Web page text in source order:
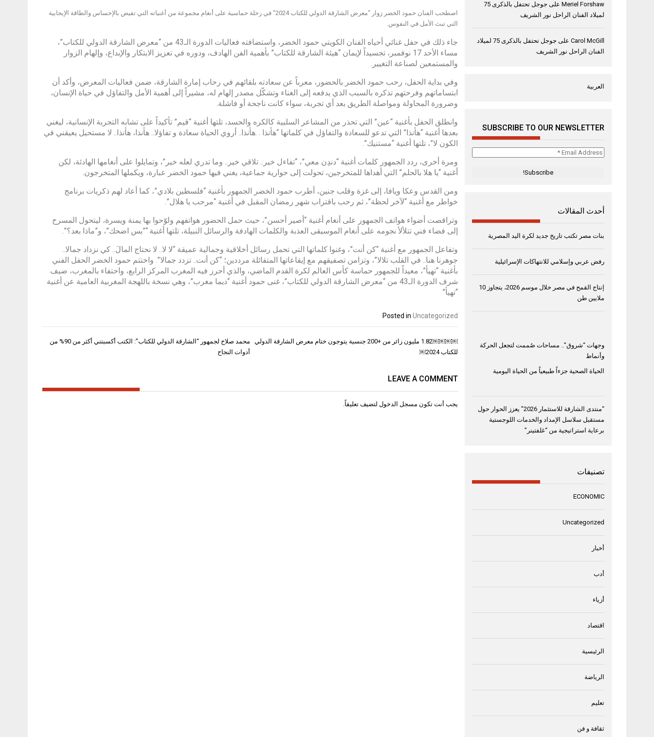
اصطحب الفنان حمود الخضر زوار “معرض الشارقة الدولي للكتاب 2024” في رحلة حماسية على أنغام مجموعة من أغنياته التي تفيض بالإحساس والطاقة الإيجابية
التي تبث الأمل في النفوس.
جاء ذلك في حفل غنائي أحياه الفنان الكويتي حمود الخضر، واستضافته فعاليات الدورة الـ43 من “معرض الشارقة الدولي للكتاب”،
مساء الأحد 17 نوفمبر، تجسيداً لإيمان “هيئة الشارقة للكتاب” بأهمية الفن الهادف، ودوره في تعزيز الابتكار والإبداع، وإلهام الزوار
والمستمعين لصناعة التغيير.
وفي بداية الحفل، رحب حمود الخضر بالحضور، معرباً عن سعادته بلقائهم في رحاب إمارة الشارقة، ضمن فعاليات المعرض، وأكد أن
ابتساماتهم وفرحتهم تذكره بالسبب الذي يدفعه إلى الغناء وتشكّل مصدر إلهام له، مشيراً إلى أهمية الأمل والتفاؤل في حياة الإنسان،
وضرورة المحاولة ومواصلة الطريق بعد أي تجربة، سواء كانت ناجحة أو فاشلة.
وانطلق الحفل بأغنية “عين” التي تحذر من المشاعر السلبية كالكره والحسد، تلتها أغنية “قيم” تأكيداً على تشابه التجربة الإنسانية، ليغني
بعدها أغنية “هأنذا” التي تدعو للسعادة والتفاؤل في كلماتها “هأنذا . .هأنذا.. أروي الحياة سعادة و تفاؤلا.. هأنذا، هأنذا.. لا مستحيل يعيقني في
الكون لا”، تلتها أغنية “مستنيك”.
ومرة أخرى، ردد الجمهور كلمات أغنية “دندِن معي”، “تفاءل خير.. تلاقي خير.. وما تدري لعله خير”، وتمايلوا على أنغامها الهادئة، لكن
أغنية “يا هلا بالحلم” التي أهداها للمتخرجين، تحولت إلى حوارية جماعية، يغني فيها حمود الخضر عبارة، ويكملها المتخرجون.
ومن القدس وعكا ويافا، إلى غزة وقلب جنين، أطرب حمود الخضر الجمهور بأغنية “فلسطين بلادي”، كما أعاد لهم ذكريات برنامج
خواطر مع أغنية “لآخر لحظة”، ثم رحب باقتراب شهر رمضان المقبل في أغنية “مرحب يا هلال”.
وتراقصت أضواء هواتف الجمهور على أنغام أغنية “أصير أحسن”، حيث حمل الحضور هواتفهم ولوّحوا بها يمنة ويسرة، ليتحول المسرح
إلى فضاء فني تتلألأ نجومه على أنغام الموسيقى العذبة والكلمات الهادفة والرسائل النبيلة، تلتها أغنية “”بس اضحك”، و”ماذا بعد؟”.
وتفاعل الجمهور مع أغنية “كن أنت”، وغنوا كلماتها التي تحمل رسائل أخلاقية وجمالية عميقة “لا لا.. لا نحتاج المالَ.. كي نزداد جمالا..
جوهرنا هنا.. في القلب تلالا”، وتزامن تصفيقهم مع إيقاعاتها المتفائلة مرددين؛ “كن أنت.. تزدد جمالا”. واختتم حمود الخضر الحفل الفني
بأغنية “تهيأ”، معيداً للجمهور حماسة كأس العالم لكرة القدم الماضي، والذي أحرز فيه المغرب المركز الرابع، واحتفاء بالمغرب، ضيف
شرف الدورة الـ43 من “معرض الشارقة الدولي للكتاب”، غنى حمود أغنية “ديما مغرب”، وهي نسخة باللهجة المغربية العامية عن أغنية
“تهيأ”
Posted inUncategorized
تصفّح
المقالات
محمد صلاح لجمهور “الشارقة الدولي للكتاب”: الكتب أكسبتني أكثر من 90% من
أدوات النجاح
￼￼￼￼1.82 مليون زائر من +200 جنسية يتوجون ختام معرض الشارقة الدولي
للكتاب 2024￼
LEAVE A COMMENT
يجب أنت تكون مسجل الدخول لتضيف تعليقاً.
Meriel Forshaw على
جوجل تحتفل بالذكرى 75
لميلاد الفنان الراحل نور الشريف
Carol McGill على
جوجل تحتفل بالذكرى 75 لميلاد
الفنان الراحل نور الشريف
العربية
SUBSCRIBE TO OUR NEWSLETTER
Email
أحدث المقالات
بنات مصر تكتب تاريخ جديد لكرة اليد المصرية
رفض عربي وإسلامي للانتهاكات الإسرائيلية
إنتاج القمح في مصر خلال موسم 2026، يتجاوز 10
ملايين طن
وجهات “شروق”.. مساحات صُممت لتجعل الحركة
وأنماط
الحياة الصحية جزءاً طبيعياً من الحياة اليومية
“منتدى الشارقة للاستثمار 2026” يعزز الحوار حول
مستقبل سلاسل الإمداد والخدمات اللوجستية
برعاية استراتيجية من “غلفتينر”
تصنيفات
ECONOMIC
Uncategorized
أخبار
أدب
أزياء
اقتصاد
الرئيسية
الرياضة
تعليم
ثقافة و فن